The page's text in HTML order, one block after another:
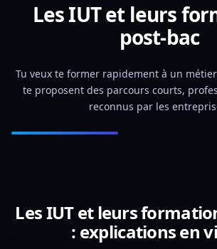
Les IUT et leurs
post-bac
Tu veux te former rapidement à un métier
te proposent des parcours courts,
reconnus par les
Les IUT et leurs
: explications en